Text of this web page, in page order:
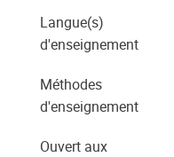
Langue(s)
d'enseignement
Méthodes
d'enseignement
Ouvert aux